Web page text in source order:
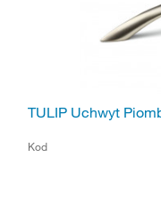
TULIP Uchwyt
Kod